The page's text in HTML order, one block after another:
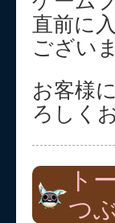
直前に
ござい
お客様
ろしく
ト
つ